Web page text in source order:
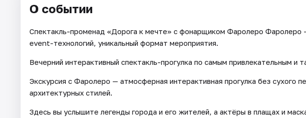
О событии
Спектакль-променад «Дорога к мечте» с фонарщиком Фаролеро Фаролеро
event-технологий, уникальный формат мероприятия.
Вечерний интерактивный спектакль-прогулка по самым привлекательным и
Экскурсия с Фаролеро — атмосферная интерактивная прогулка без сухого
архитектурных стилей.
Здесь вы услышите легенды города и его жителей, а актёры в плащах и